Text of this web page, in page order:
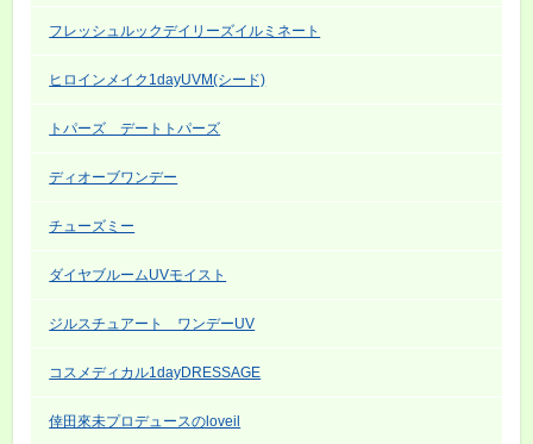
フレッシュルックデイリーズイルミネート
ヒロインメイク1dayUVM(シード)
トパーズ デートトパーズ
ディオーブワンデー
チューズミー
ダイヤブルームUVモイスト
ジルスチュアート ワンデーUV
コスメディカル1dayDRESSAGE
倖田來未プロデュースのloveil